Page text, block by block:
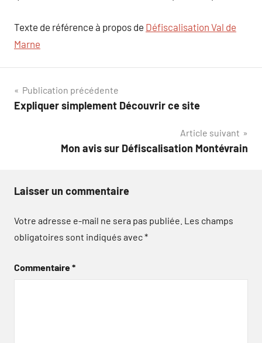
Texte de référence à propos de Défiscalisation Val de
Marne
Navigation
de
Publication précédente
Expliquer simplement Découvrir ce site
Article suivant
Mon avis sur Défiscalisation Montévrain
Laisser un commentaire
Votre adresse e-mail ne sera pas publiée. Les champs
obligatoires sont indiqués avec*
Commentaire*